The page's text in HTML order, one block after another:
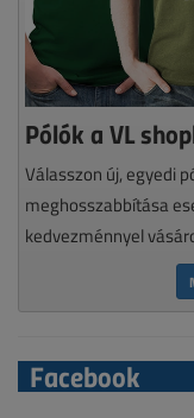
Pólók a VL
Válasszon új, egyedi
meghosszabbítása
kedvezménnyel
Facebook